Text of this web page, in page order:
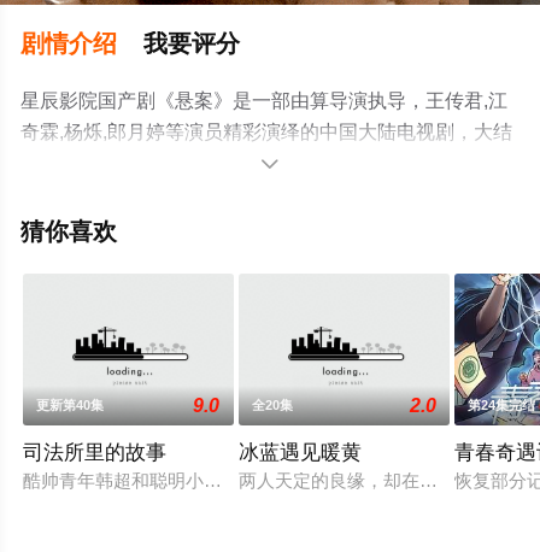
剧情介绍 我要评分
星辰影院国产剧《悬案》是一部由算导演执导，王传君,江
奇霖,杨烁,郎月婷等演员精彩演绎的中国大陆电视剧，大结
局剧情已揭晓（1-1全集），手机免费观看高清无删减完整
瓣电视剧、电视猫或剧情网等平台了解。

猜你喜欢
更新第40集 9.0
司法所里的故事
酷帅青年韩超和聪明小百科何蓓蓓，既是情侣又是职场搭档，
全20集 2.0
冰蓝遇见暖黄
两人天定的良缘，却在月老乌龙操作
第24集完结
青春奇
恢复部分